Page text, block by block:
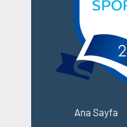
Ana Sayfa